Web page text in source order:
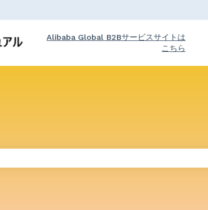
Alibaba Global B2Bサービスサイトは
こちら